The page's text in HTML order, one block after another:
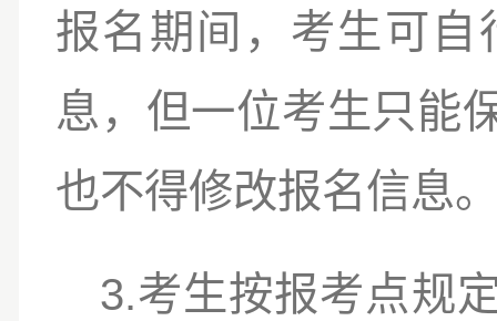
报名期间，考生可
息，但一位考生只能
也不得修改报名信息
3.考生按报考点规